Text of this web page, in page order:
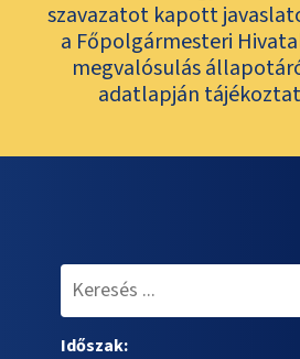
szavazatot kapott
a Főpolgármesteri
megvalósulás
adatlapján
Időszak: